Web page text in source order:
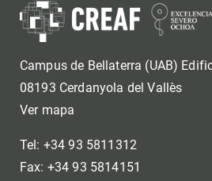
Campus de Bellaterra (UAB)
08193 Cerdanyola del Vallès
Ver mapa
Tel: +34 93 5811312
Fax: +34 93 5814151